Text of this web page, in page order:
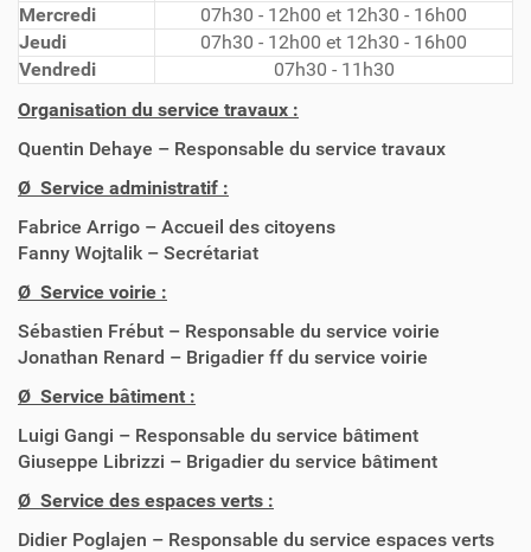
Mercredi
07h30 - 12h00 et 12h30 - 16h00
Jeudi
07h30 - 12h00 et 12h30 - 16h00
Vendredi
07h30 - 11h30
Organisation du service travaux :
Quentin Dehaye – Responsable du service travaux
Ø Service administratif :
Fabrice Arrigo – Accueil des citoyens
Fanny Wojtalik – Secrétariat
Ø Service voirie :
Sébastien Frébut – Responsable du service voirie
Jonathan Renard – Brigadier ff du service voirie
Ø Service bâtiment :
Luigi Gangi – Responsable du service bâtiment
Giuseppe Librizzi – Brigadier du service bâtiment
Ø Service des espaces verts :
Didier Poglajen – Responsable du service espaces verts